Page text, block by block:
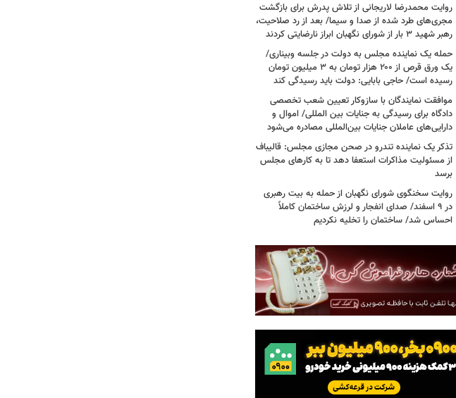
روایت محمدرضا لاریجانی از تلاش پدرش برای بازگشت
مجری‌های طرد شده از صدا و سیما/ بعد از رد صلاحیت،
رهبر شهید ۳ بار از شورای نگهبان ابراز نارضایتی کردند
حمله یک نماینده مجلس به دولت در جلسه وبیناری/
یک ورق قرص از ۲۰۰ هزار تومان به ۳ میلیون تومان
رسیده است/ حاجی بابایی: دولت باید رسیدگی کند
موافقت نمایندگان با سازوکار تعیین شعب تخصصی
دادگاه برای رسیدگی به جنایات بین المللی/ اموال و
دارایی‌های عاملان جنایات بین‌المللی مصادره می‌شود
تذکر یک نماینده تندرو در صحن مجازی مجلس: قالیباف
از مسئولیت مذاکرات استعفا دهد تا به کارهای مجلس
برسد
روایت سخنگوی شورای نگهبان از حمله به بیت رهبری
در ۹ اسفند/ صدای انفجار و لرزش ساختمان کاملاً
احساس شد/ ساختمان را تخلیه نکردیم